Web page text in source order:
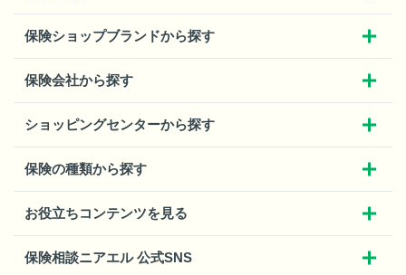
保険ショップブランドから探す
保険会社から探す
ショッピングセンターから探す
保険の種類から探す
お役立ちコンテンツを見る
保険相談ニアエル 公式SNS